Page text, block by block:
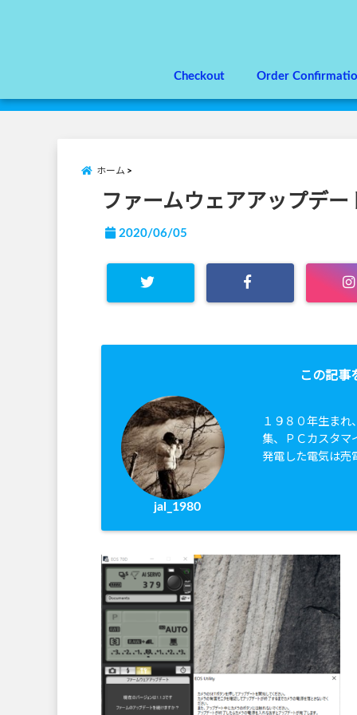
Checkout Order
ホーム
ファームウェアアップデー
2020/06/05
この記事
jal_1980
１９８０年生ま
集、ＰＣカスタマ
発電した電気は売